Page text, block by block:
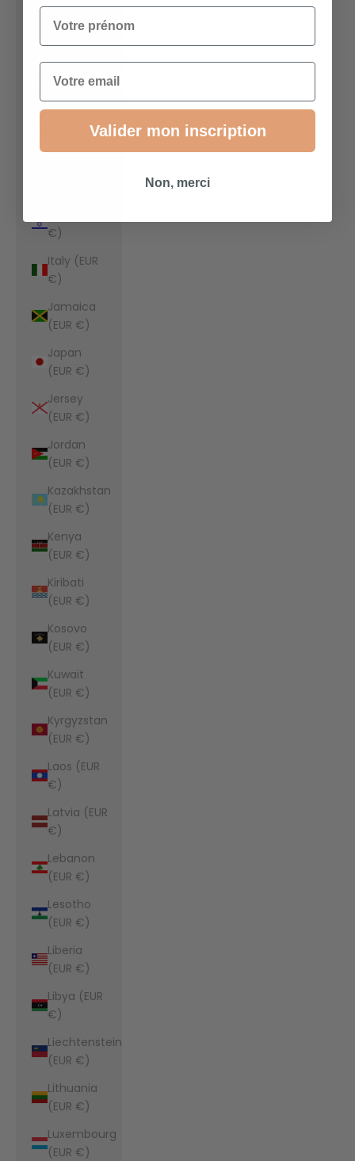
Indonesia
(EUR €)
Iraq (EUR
€)
Italy (EUR
€)
Jamaica
(EUR €)
Japan
(EUR €)
Jersey
(EUR €)
Jordan
(EUR €)
Kazakhstan
(EUR €)
Kenya
(EUR €)
Kiribati
(EUR €)
Kosovo
(EUR €)
Kuwait
(EUR €)
Kyrgyzstan
(EUR €)
Laos (EUR
€)
Latvia (EUR
€)
Lebanon
(EUR €)
Lesotho
(EUR €)
Liberia
(EUR €)
Libya (EUR
€)
Liechtenstein
(EUR €)
Lithuania
(EUR €)
Luxembourg
(EUR €)
Votre prénom
Email
Valider mon inscription
Non, merci